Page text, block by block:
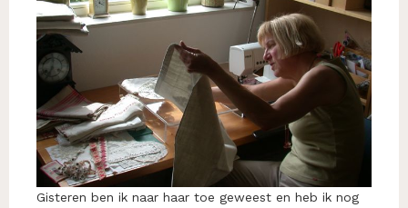
Gisteren ben ik naar haar toe geweest en heb ik nog